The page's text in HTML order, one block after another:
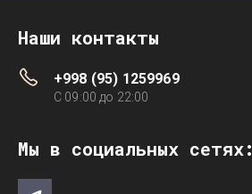
Наши контакты
+998 (95) 1259969
C 09:00 до 22:00
Мы в социальных сетях: